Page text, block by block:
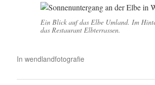
Ein Blick auf das Elbe Umland. Im
das Restaurant Elbterrassen.
In wendlandfotografie